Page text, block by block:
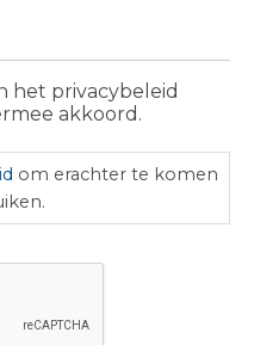
het privacybeleid
akkoord.
om erachter te komen